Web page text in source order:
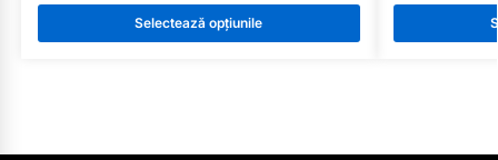
Selectează opțiunile